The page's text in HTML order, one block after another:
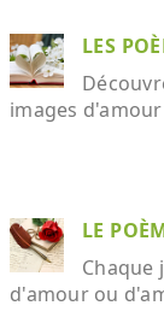
LES
images
LE
Chaque
d'amour ou